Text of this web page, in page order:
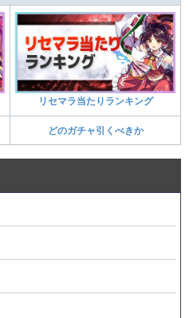
リセマラ当たりランキング
どのガチャ引くべきか